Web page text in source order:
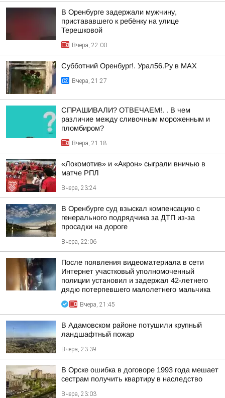
В Оренбурге задержали мужчину,
пристававшего к ребёнку на улице
Терешковой
Вчера, 22:00
Субботний Оренбург!. Урал56.Ру в МАХ
Вчера, 21:27
СПРАШИВАЛИ? ОТВЕЧАЕМ!. . В чем
различие между сливочным мороженным и
пломбиром?
Вчера, 21:18
«Локомотив» и «Акрон» сыграли вничью в
матче РПЛ
Вчера, 23:24
В Оренбурге суд взыскал компенсацию с
генерального подрядчика за ДТП из-за
просадки на дороге
Вчера, 22:06
После появления видеоматериала в сети
Интернет участковый уполномоченный
полиции установил и задержал 42-летнего
дядю потерпевшего малолетнего мальчика
Вчера, 21:45
В Адамовском районе потушили крупный
ландшафтный пожар
Вчера, 23:39
В Орске ошибка в договоре 1993 года мешает
сестрам получить квартиру в наследство
Вчера, 23:03